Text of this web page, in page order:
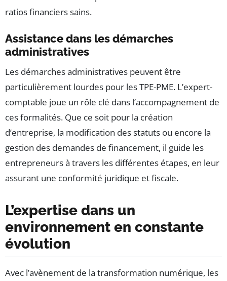
ratios financiers sains.
Assistance dans les démarches
administratives
Les démarches administratives peuvent être
particulièrement lourdes pour les TPE-PME. L’expert-
comptable joue un rôle clé dans l’accompagnement de
ces formalités. Que ce soit pour la création
d’entreprise, la modification des statuts ou encore la
gestion des demandes de financement, il guide les
entrepreneurs à travers les différentes étapes, en leur
assurant une conformité juridique et fiscale.
L’expertise dans un
environnement en constante
évolution
Avec l’avènement de la transformation numérique, les